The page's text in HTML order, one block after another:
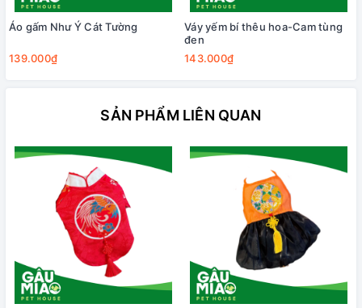
Áo gấm Như Ý Cát Tường
139.000₫
Váy yếm bí thêu hoa-Cam tùng
đen
143.000₫
SẢN PHẨM LIÊN QUAN